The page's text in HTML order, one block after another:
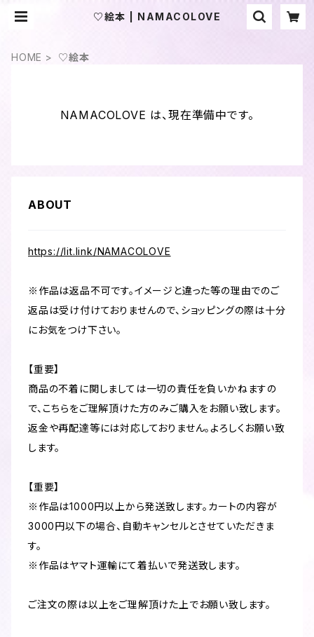
♡絵本 | NAMACOLOVE
HOME ♡絵本
NAMACOLOVE は、現在準備中です。
ABOUT
https://lit.link/NAMACOLOVE
※作品は返品不可です。イメージと違った等の理由でのご
返品は受け付けておりませんので、ショッピングの際は十分
にお気をつけ下さい。
【重要】
商品の不着に関しましては一切の責任を負いかねますの
で、こちらをご理解頂けた方のみご購入をお願い致します。
返金や再配達等には対応しておりません。よろしくお願い致
します。
【重要】
※作品は1000円以上から発送致します。カートの内容が
3000円以下の場合、自動キャンセルとさせていただきま
す。
※作品はヤマト運輸にて着払いで発送致します。
ご注文の際は以上をご理解頂けた上でお願い致します。